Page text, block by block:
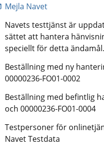
Mejla Navet
Navets testtjänst är
sättet att hantera
speciellt för detta ändamål.
Beställning med ny
00000236-FO01-0002
Beställning med befintlig
och 00000236-FO01-0004
Testpersoner för
Navet Testdata